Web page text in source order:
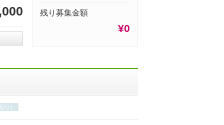
残り募集金額
¥0
）